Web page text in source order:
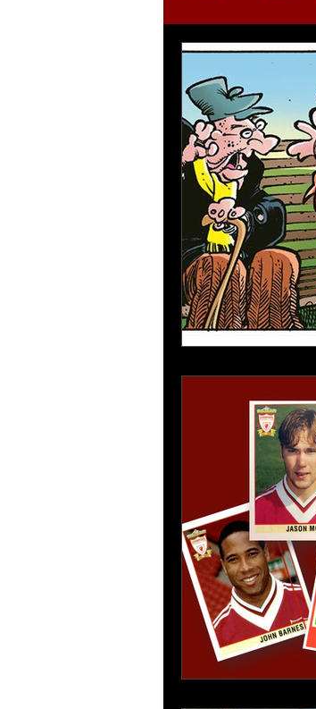
English language
Merch Bo